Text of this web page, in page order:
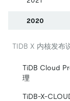
2020
TIDB X 内核发布
TiDB Cloud
理
TiDB-X-